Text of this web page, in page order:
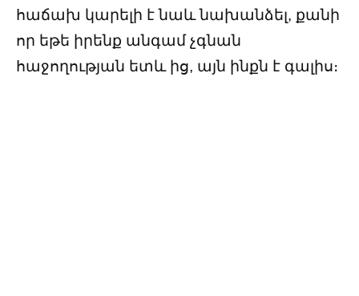
հաճախ կարելի է նաև նախանձել, քանի
որ եթե իրենք անգամ չգնան
հաջողության ետև ից, այն ինքն է գալիս։